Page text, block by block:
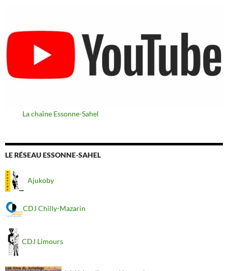
La chaîne Essonne-Sahel
LE RÉSEAU ESSONNE-SAHEL
Ajukoby
CDJ Chilly-Mazarin
CDJ Limours